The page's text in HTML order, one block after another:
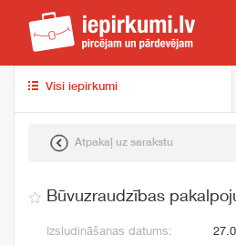
Visi iepirkumi
Atpakaļ uz sarakstu
Būvuzraudzības
Izsludināšanas datums: